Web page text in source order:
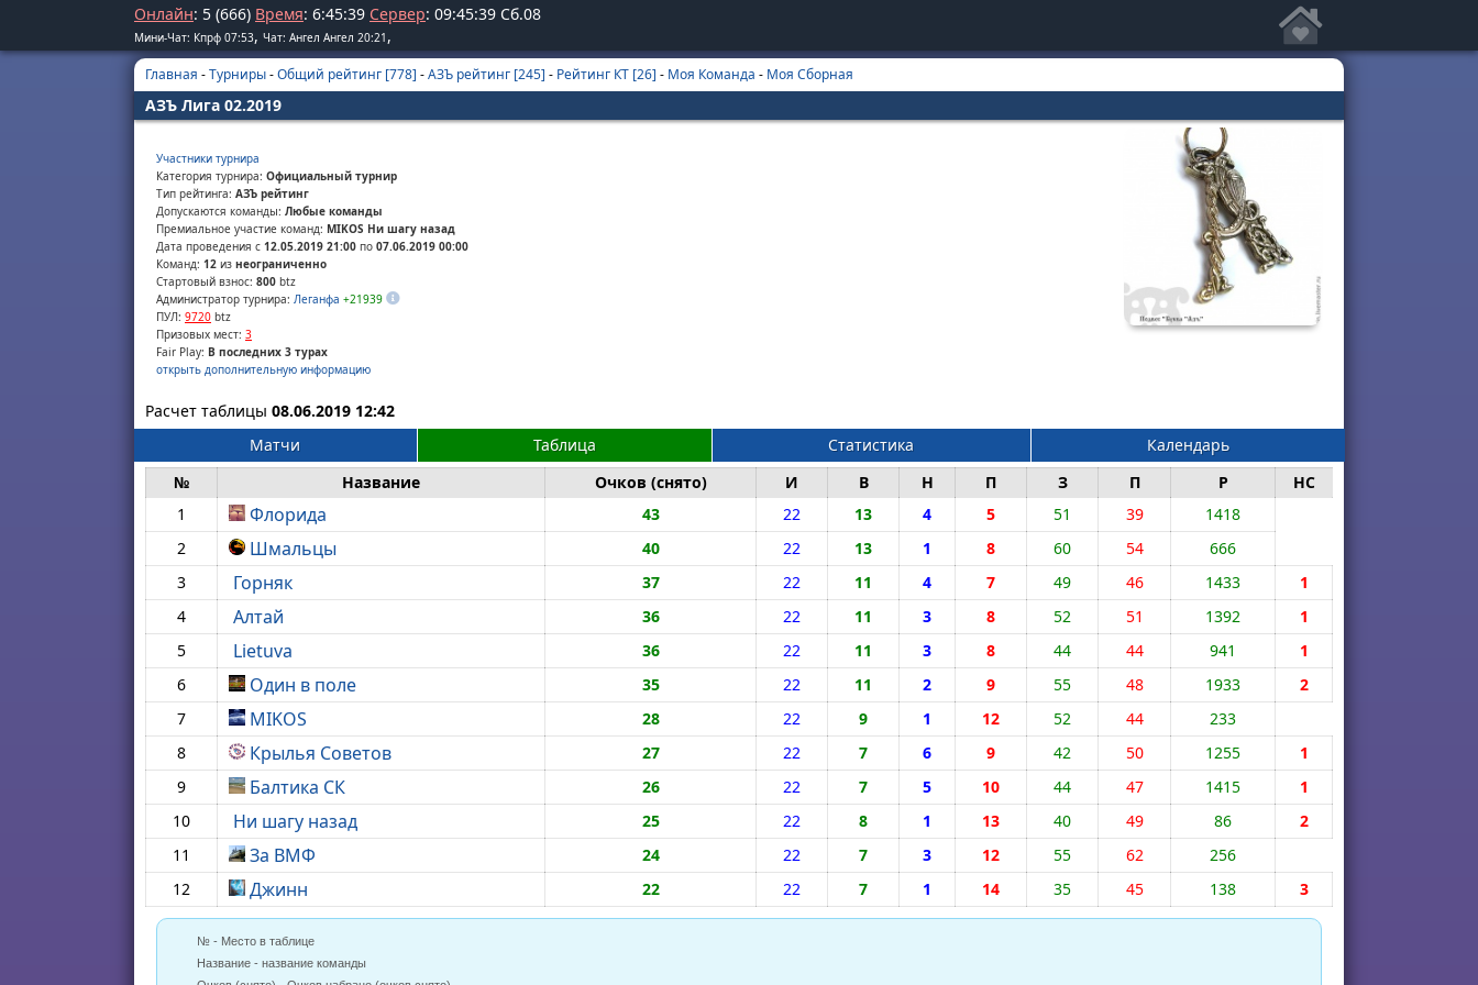
Онлайн: 5 (666) Время: 6:45:39 Сервер: 09:45:39 Сб.08
Мини-Чат: Кпрф 07:53, Чат: Ангел Ангел 20:21 ,
Главная -Турниры-Общий рейтинг [778] -АЗЪ рейтинг [245] - Рейтинг КТ [26] - Моя Команда - Моя Сборная
АЗЪ Лига 02.2019
Участники турнира
Категория турнира: Официальный турнир
Тип рейтинга: АЗЪ рейтинг
Допускаются команды: Любые команды
Премиальное участие команд: MIKOS Ни шагу назад
Дата проведения с 12.05.2019 21:00 по 07.06.2019 00:00
Команд: 12 из неограниченно
Стартовый взнос: 800 btz
Администратор турнира: Леганфа +21939
ПУЛ: 9720 btz
Призовых мест: 3
Fair Play: В последних 3 турах
открыть дополнительную информацию
Расчет таблицы 08.06.2019 12:42
Матчи
Таблица Статистика
Календарь
№
Название Очков (снято) И В Н П З П Р
НС
1
Флорида 43 22 13 4 5 51 39
1418
2
Шмальцы 40 22 13 1 8 60 54
666
3
Горняк 37 22 11 4 7 49 46 1433
1
4
Алтай 36 22 11 3 8 52 51 1392
1
5
Lietuva 36 22 11 3 8 44 44 941
1
6
Один в поле 35 22 11 2 9 55 48 1933
2
7
MIKOS 28 22 9 1 12 52 44
233
8
Крылья Советов 27 22 7 6 9 42 50 1255
1
9
Балтика СК 26 22 7 5 10 44 47 1415
1
10
Ни шагу назад 25 22 8 1 13 40 49 86
2
11
За ВМФ 24 22 7 3 12 55 62
256
12
Джинн 22 22 7 1 14 35 45 138 3
№ - Место в таблице
Название - название команды